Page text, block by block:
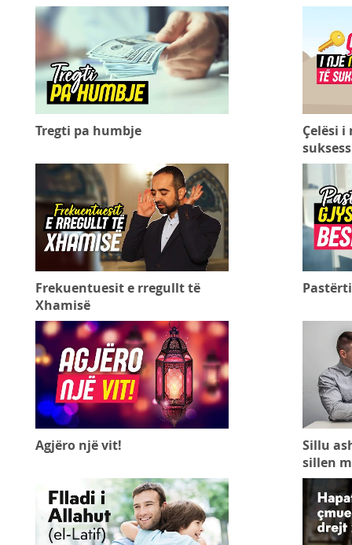
Tregti pa humbje
Çelësi i
Frekuentuesit e rregullt të
Xhamisë
Agjëro një vit!
Sillu
sillen